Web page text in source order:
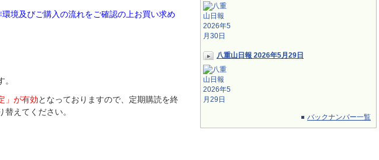
八重山日報 2026年5月29日
バックナンバー一覧
境及びご購入の流れをご確認の上お買い求め
。
」が有効となっておりますので、定期購読を終
替えてください。